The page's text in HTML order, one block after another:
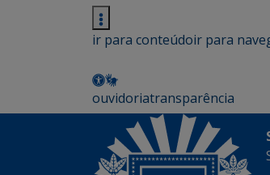
ir para conteúdoir para
ouvidoriatransparência